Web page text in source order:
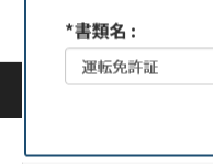
ホームブログ image10